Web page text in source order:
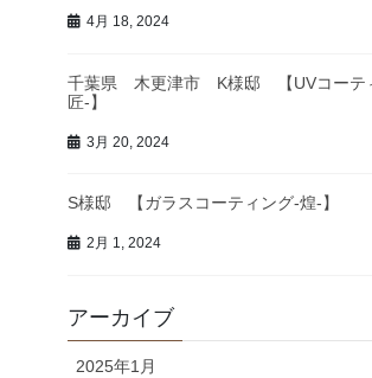
4月 18, 2024
千葉県 木更津市 K様邸 【UVコーテ
匠-】
3月 20, 2024
S様邸 【ガラスコーティング-煌-】
2月 1, 2024
アーカイブ
2025年1月